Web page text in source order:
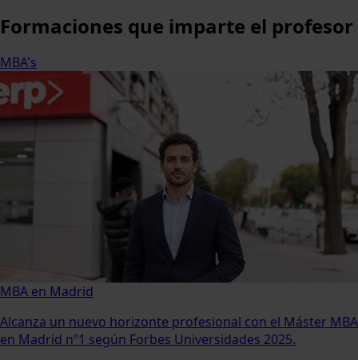
Formaciones que imparte el profesor
MBA's
MBA en Madrid
Alcanza un nuevo horizonte profesional con el Máster MBA
en Madrid nº1 según Forbes Universidades 2025.